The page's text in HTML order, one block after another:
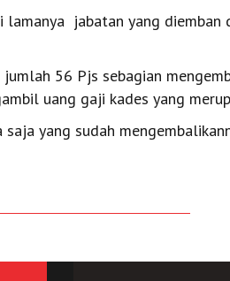
lamanya jabatan yang diemban
56 Pjs sebagian
uang gaji kades yang
yang sudah